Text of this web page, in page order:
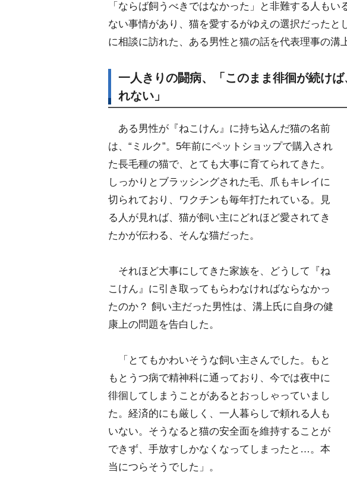
「ならば飼うべきではなかった」と非難する人も
ない事情があり、猫を愛するがゆえの選択だったと
に相談に訪れた、ある男性と猫の話を代表理事の溝
一人きりの闘病、「このまま徘徊が続け
れない」
ある男性が『ねこけん』に持ち込んだ猫の名前
は、“ミルク”。5年前にペットショップで購入され
た長毛種の猫で、とても大事に育てられてきた。
しっかりとブラッシングされた毛、爪もキレイに
切られており、ワクチンも毎年打たれている。見
る人が見れば、猫が飼い主にどれほど愛されてき
たかが伝わる、そんな猫だった。
それほど大事にしてきた家族を、どうして『ね
こけん』に引き取ってもらわなければならなかっ
たのか？ 飼い主だった男性は、溝上氏に自身の健
康上の問題を告白した。
「とてもかわいそうな飼い主さんでした。もと
もとうつ病で精神科に通っており、今では夜中に
徘徊してしまうことがあるとおっしゃっていまし
た。経済的にも厳しく、一人暮らしで頼れる人も
いない。そうなると猫の安全面を維持することが
できず、手放すしかなくなってしまったと…。本
当につらそうでした」。